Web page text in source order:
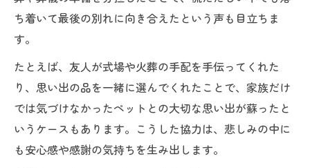
ち着いて最後の別れに向き合えたという声も目立ちま
す。
たとえば、友人が式場や火葬の手配を手伝ってくれた
り、思い出の品を一緒に選んでくれたことで、家族だけ
では気づけなかったペットとの大切な思い出が蘇ったと
いうケースもあります。こうした協力は、悲しみの中に
も安心感や感謝の気持ちを生み出します。